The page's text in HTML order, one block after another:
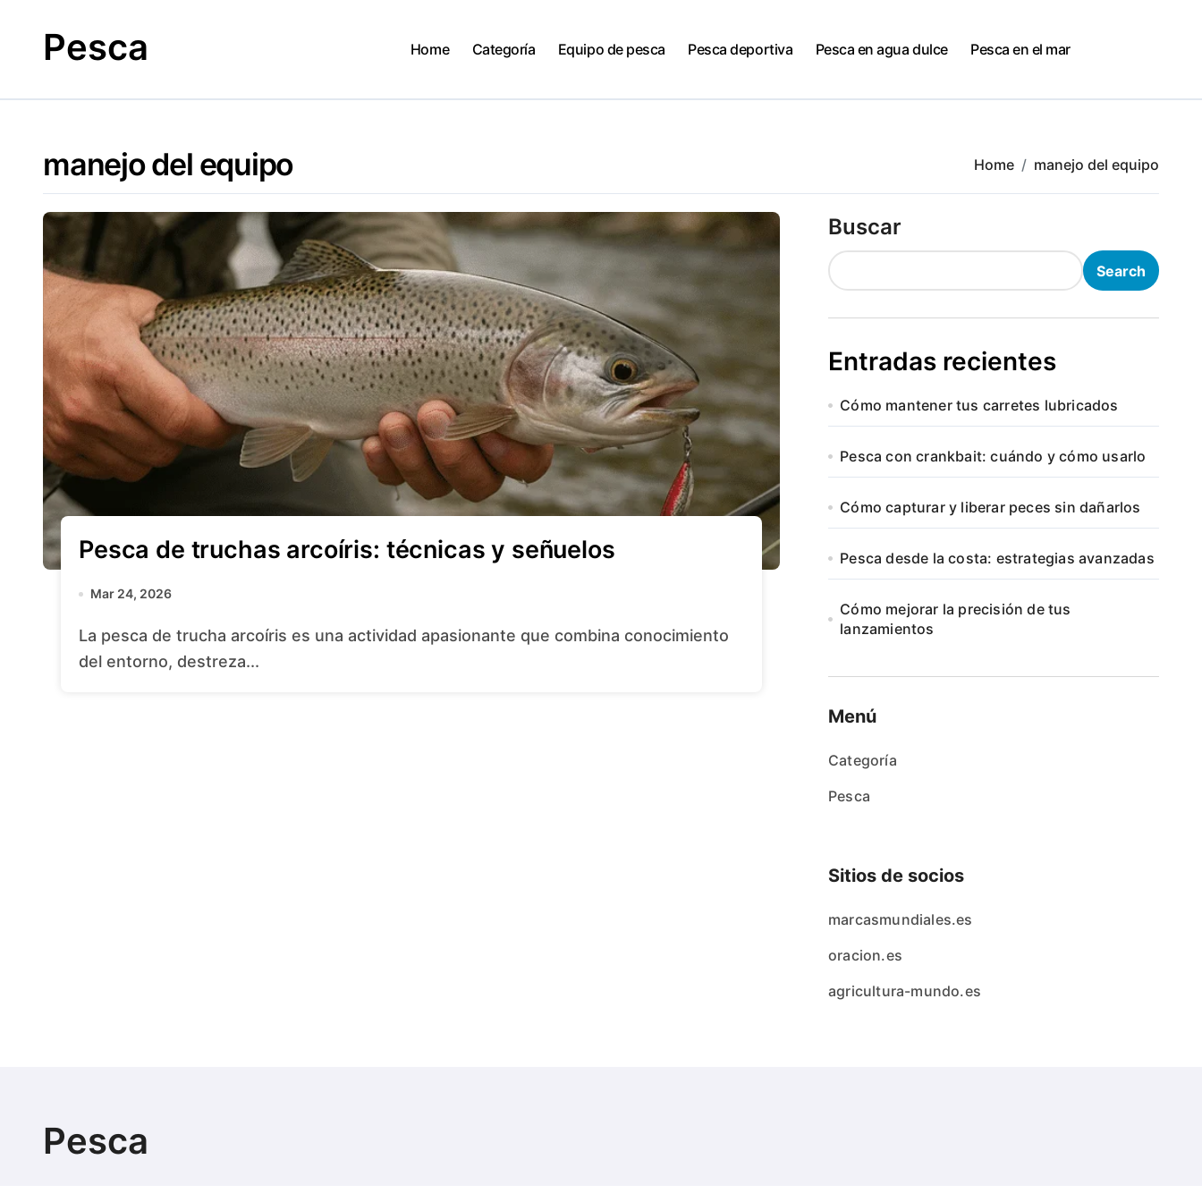
contentPesca Home Categoría Equipo de pesca Pesca deportiva Pesca en agua dulce Pesca en el mar
manejo del equipo Home manejo del equipo
Pesca de truchas arcoíris: técnicas y señuelos
Mar 24, 2026
La pesca de trucha arcoíris es una actividad apasionante que combina conocimiento
del entorno, destreza...
Buscar
Search
Entradas recientes
Cómo mantener tus carretes lubricados
Pesca con crankbait: cuándo y cómo usarlo
Cómo capturar y liberar peces sin dañarlos
Pesca desde la costa: estrategias avanzadas
Cómo mejorar la precisión de tus
lanzamientos
Menú
Categoría
Pesca
Sitios de socios
marcasmundiales.es
oracion.es
agricultura-mundo.es
Pesca